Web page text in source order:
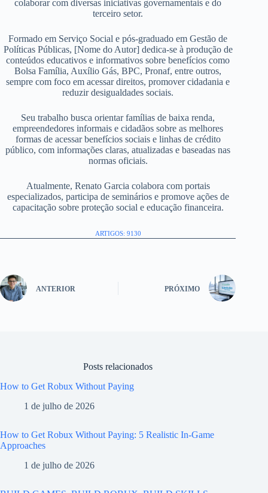
colaborar com diversas iniciativas governamentais e do
terceiro setor.
Formado em Serviço Social e pós-graduado em Gestão de
Políticas Públicas, [Nome do Autor] dedica-se à produção de
conteúdos educativos e informativos sobre benefícios como
Bolsa Família, Auxílio Gás, BPC, Pronaf, entre outros,
sempre com foco em acessar direitos, promover cidadania e
reduzir desigualdades sociais.
Seu trabalho busca orientar famílias de baixa renda,
empreendedores informais e cidadãos sobre as melhores
formas de acessar benefícios sociais e linhas de crédito
público, com informações claras, atualizadas e baseadas nas
normas oficiais.
Atualmente, Renato Garcia colabora com portais
especializados, participa de seminários e promove ações de
capacitação sobre proteção social e educação financeira.
ARTIGOS: 9130
ANTERIOR PRÓXIMO
Posts relacionados
How to Get Robux Without Paying
1 de julho de 2026
How to Get Robux Without Paying: 5 Realistic In-Game
Approaches
1 de julho de 2026